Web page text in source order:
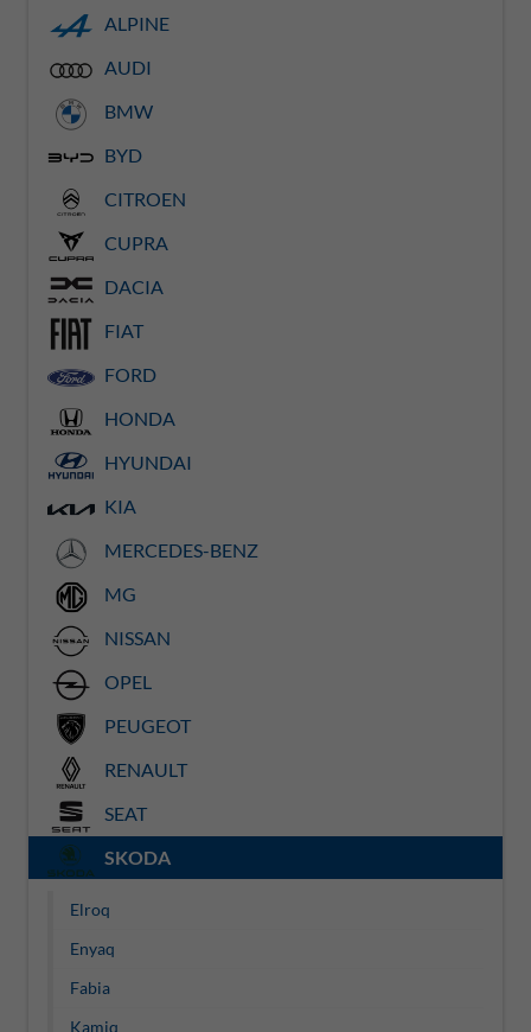
ALPINE
AUDI
BMW
BYD
CITROEN
CUPRA
DACIA
FIAT
FORD
HONDA
HYUNDAI
KIA
MERCEDES-BENZ
MG
NISSAN
OPEL
PEUGEOT
RENAULT
SEAT
SKODA
Elroq
Enyaq
Fabia
Kamiq